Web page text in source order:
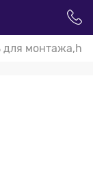
для монтажа,h-